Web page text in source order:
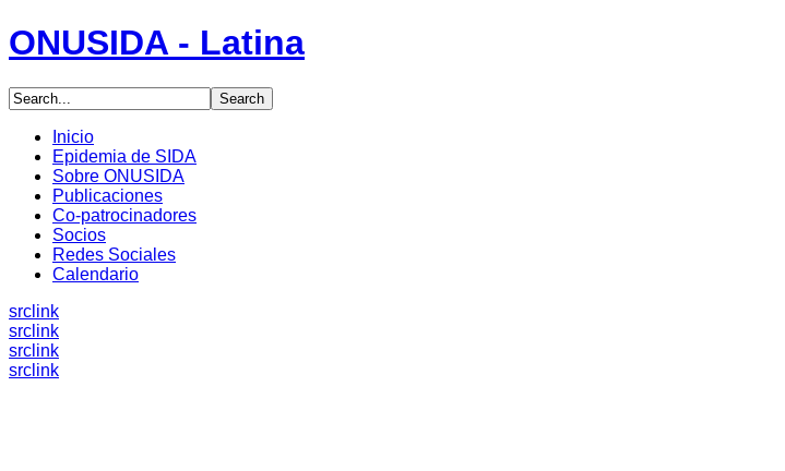
ONUSIDA - Latina
Inicio
Epidemia de SIDA
Sobre ONUSIDA
Publicaciones
Co-patrocinadores
Socios
Redes Sociales
Calendario
src link
src link
src link
src link